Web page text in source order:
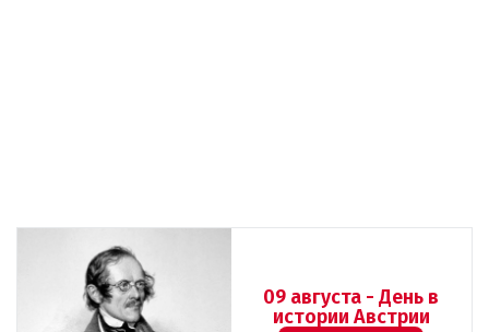
09 августа - День в
истории Австрии